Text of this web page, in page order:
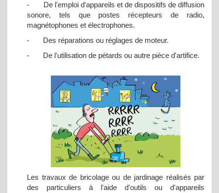
- De l'emploi d'appareils et de dispositifs de diffusion
sonore, tels que postes récepteurs de radio,
magnétophones et électrophones.
- Des réparations ou réglages de moteur.
- De l'utilisation de pétards ou autre pièce d'artifice.
Les travaux de bricolage ou de jardinage réalisés par
des particuliers à l'aide d'outils ou d'appareils